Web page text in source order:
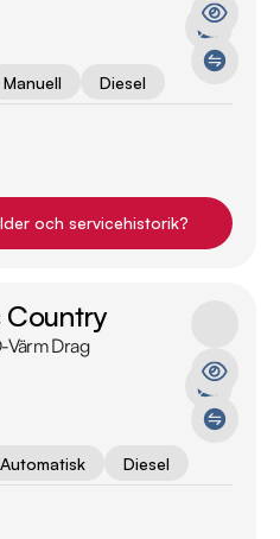
Manuell Diesel
och servicehistorik?
Country
Värm Drag
Automatisk Diesel